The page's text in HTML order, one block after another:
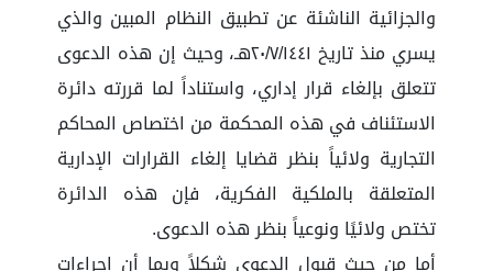
والجزائية الناشئة عن تطبيق النظام المبين والذي
يسري منذ تاريخ ٢٠/٧/١٤٤١هـ، وحيث إن هذه الدعوى
تتعلق بإلغاء قرار إداري، واستناداً لما قررته دائرة
الاستئناف في هذه المحكمة من اختصاص المحاكم
التجارية ولائياً بنظر قضايا إلغاء القرارات الإدارية
المتعلقة بالملكية الفكرية، فإن هذه الدائرة
تختص ولائيًا ونوعياً بنظر هذه الدعوى.
أما من حيث قبول الدعوى شكلاً وبما أن إجراءات